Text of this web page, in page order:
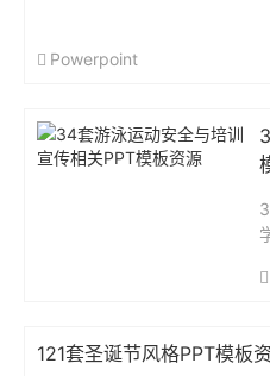
Powerpoint
121套圣诞节风格PPT模板